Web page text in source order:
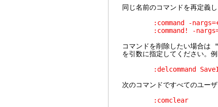
同じ名前のコマンドを再定
:command -nargs=+
:command! -nargs=+
コマンドを削除したい場合は
を引数に指定してください。
:delcommand
次のコマンドですべてのユー
:comclear